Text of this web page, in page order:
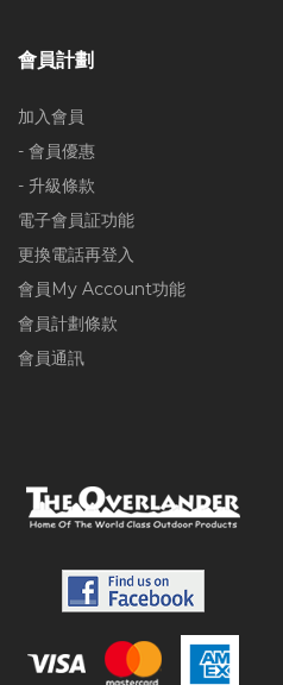
會員計劃
加入會員
- 會員優惠
- 升級條款
電子會員証功能
更換電話再登入
會員My Account功能
會員計劃條款
會員通訊